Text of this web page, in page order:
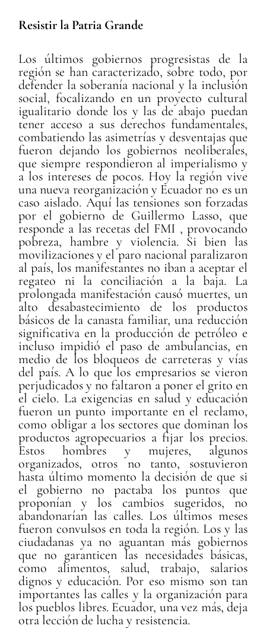
Resistir la Patria Grande
Los últimos gobiernos progresistas de la
región se han caracterizado, sobre todo, por
defender la soberanía nacional y la inclusión
social, focalizando en un proyecto cultural
igualitario donde los y las de abajo puedan
tener acceso a sus derechos fundamentales,
combatiendo las asimetrías y desventajas que
fueron dejando los gobiernos neoliberales,
que siempre respondieron al imperialismo y
a los intereses de pocos. Hoy la región vive
una nueva reorganización y Ecuador no es un
caso aislado. Aquí las tensiones son forzadas
por el gobierno de Guillermo Lasso, que
responde a las recetas del FMI , provocando
pobreza, hambre y violencia. Si bien las
movilizaciones y el paro nacional paralizaron
al país, los manifestantes no iban a aceptar el
regateo ni la conciliación a la baja. La
prolongada manifestación causó muertes, un
alto desabastecimiento de los productos
básicos de la canasta familiar, una reducción
significativa en la producción de petróleo e
incluso impidió el paso de ambulancias, en
medio de los bloqueos de carreteras y vías
del país. A lo que los empresarios se vieron
perjudicados y no faltaron a poner el grito en
el cielo. La exigencias en salud y educación
fueron un punto importante en el reclamo,
como obligar a los sectores que dominan los
productos agropecuarios a fijar los precios.
Estos hombres y mujeres, algunos
organizados, otros no tanto, sostuvieron
hasta último momento la decisión de que si
el gobierno no pactaba los puntos que
proponían y los cambios sugeridos, no
abandonarían las calles. Los últimos meses
fueron convulsos en toda la región. Los y las
ciudadanas ya no aguantan más gobiernos
que no garanticen las necesidades básicas,
como alimentos, salud, trabajo, salarios
dignos y educación. Por eso mismo son tan
importantes las calles y la organización para
los pueblos libres. Ecuador, una vez más, deja
otra lección de lucha y resistencia.